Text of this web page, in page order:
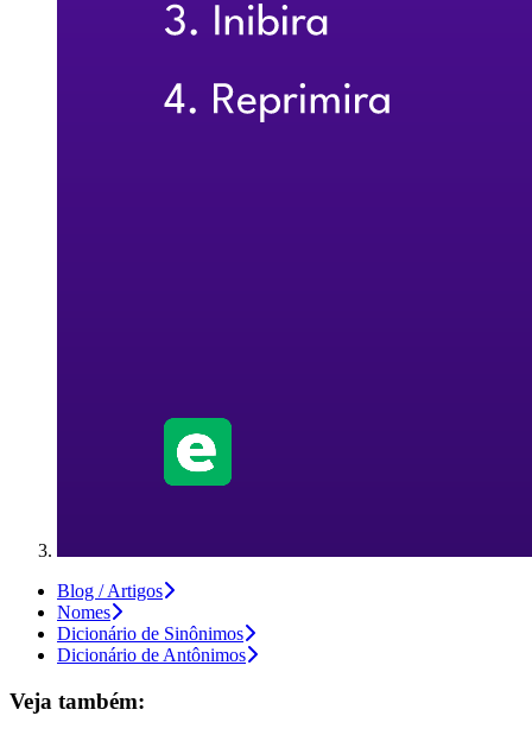
Blog / Artigos
Nomes
Dicionário de Sinônimos
Dicionário de Antônimos
Veja também: